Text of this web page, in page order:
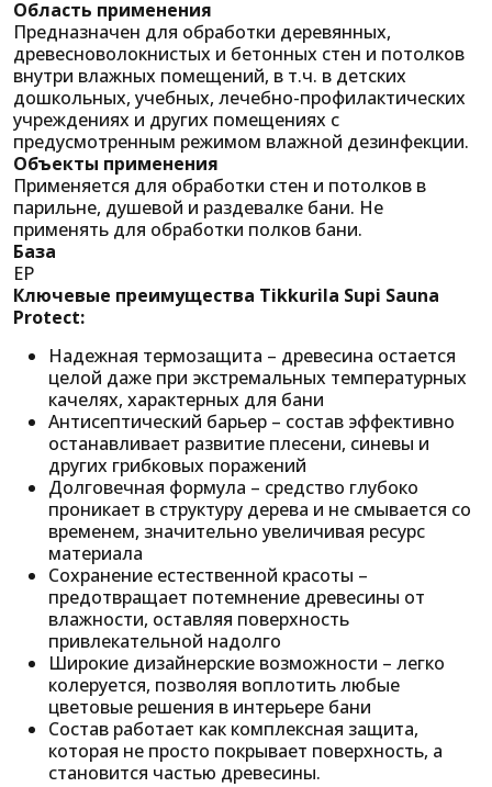
Область применения
Предназначен для обработки деревянных,
древесноволокнистых и бетонных стен и потолков
внутри влажных помещений, в т.ч. в детских
дошкольных, учебных, лечебно-профилактических
учреждениях и других помещениях с
предусмотренным режимом влажной дезинфекции.
Объекты применения
Применяется для обработки стен и потолков в
парильне, душевой и раздевалке бани. Не
применять для обработки полков бани.
База
EP
Ключевые преимущества Tikkurila Supi Sauna
Protect:
Надежная термозащита – древесина остается
целой даже при экстремальных температурных
качелях, характерных для бани
Антисептический барьер – состав эффективно
останавливает развитие плесени, синевы и
других грибковых поражений
Долговечная формула – средство глубоко
проникает в структуру дерева и не смывается со
временем, значительно увеличивая ресурс
материала
Сохранение естественной красоты –
предотвращает потемнение древесины от
влажности, оставляя поверхность
привлекательной надолго
Широкие дизайнерские возможности – легко
колеруется, позволяя воплотить любые
цветовые решения в интерьере бани
Состав работает как комплексная защита,
которая не просто покрывает поверхность, а
становится частью древесины.